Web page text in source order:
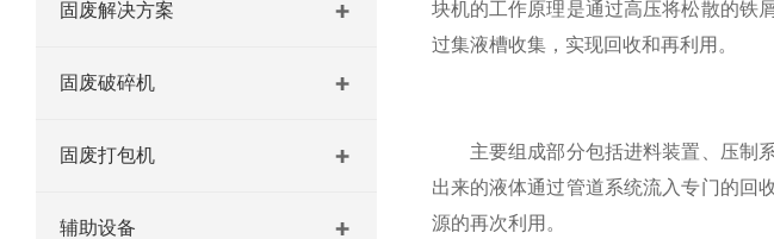
固废解决方案
固废破碎机
固废打包机
辅助设备
块机的工作原理是通过高压将松散的铁
过集液槽收集，实现回收和再利用。
主要组成部分包括进料装置、压制系
出来的液体通过管道系统流入专门的回
源的再次利用。